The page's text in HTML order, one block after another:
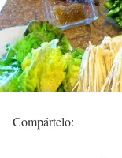
Compártelo: